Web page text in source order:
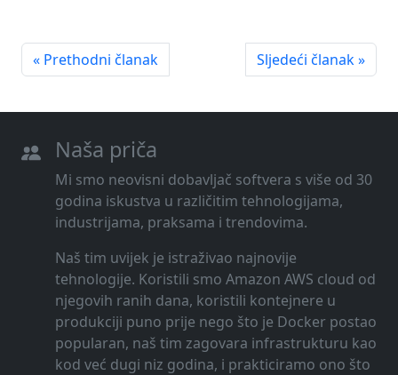
« Prethodni članak Sljedeći članak »
Naša priča
Mi smo neovisni dobavljač softvera s više od 30
godina iskustva u različitim tehnologijama,
industrijama, praksama i trendovima.
Naš tim uvijek je istraživao najnovije
tehnologije. Koristili smo Amazon AWS cloud od
njegovih ranih dana, koristili kontejnere u
produkciji puno prije nego što je Docker postao
popularan, naš tim zagovara infrastrukturu kao
kod već dugi niz godina, i prakticiramo ono što